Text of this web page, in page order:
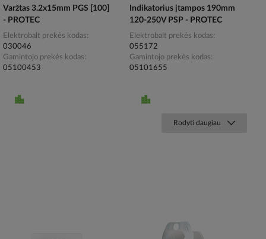
Varžtas 3.2x15mm PGS [100]
- PROTEC
Elektrobalt prekės kodas
030046
Gamintojo prekės kodas
05100453
Indikatorius įtampos 190mm
120-250V PSP - PROTEC
Elektrobalt prekės kodas
055172
Gamintojo prekės kodas
05101655
Rodyti daugiau